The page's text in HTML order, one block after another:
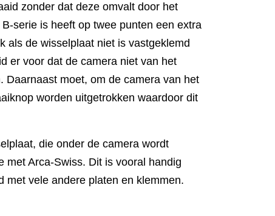
zonder dat deze omvalt door het
serie is heeft op twee punten een extra
als de wisselplaat niet is vastgeklemd
er voor dat de camera niet van het
Daarnaast moet, om de camera van het
worden uitgetrokken waardoor dit
die onder de camera wordt
met Arca-Swiss. Dit is vooral handig
met vele andere platen en klemmen.